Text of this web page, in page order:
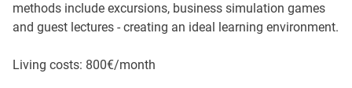
methods include excursions, business simulation games
and guest lectures - creating an ideal learning environment.
Living costs: 800€/month